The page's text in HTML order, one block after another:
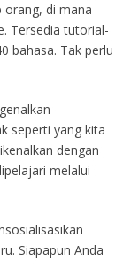
orang, di mana
Tersedia tutorial-
bahasa. Tak perlu
seperti yang kita
dengan
melalui
Siapapun Anda